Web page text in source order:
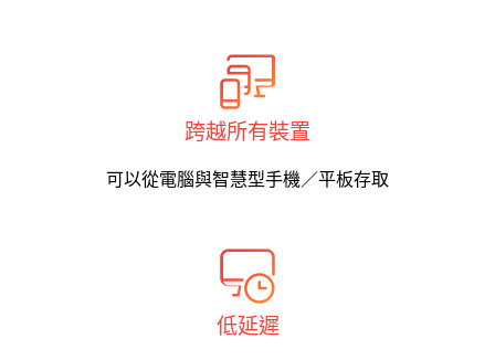
跨越所有裝置
可以從電腦與智慧型手機／平板存取
低延遲